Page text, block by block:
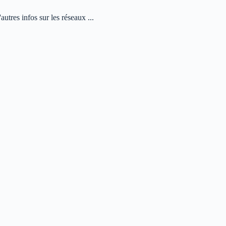
infos sur les réseaux ...